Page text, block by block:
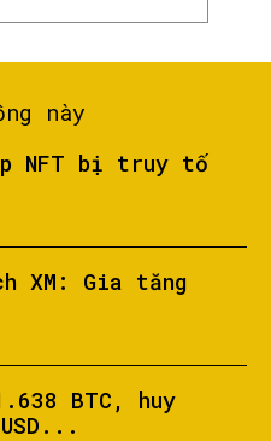
này
NFT bị truy tố
XM: Gia tăng
BTC, huy